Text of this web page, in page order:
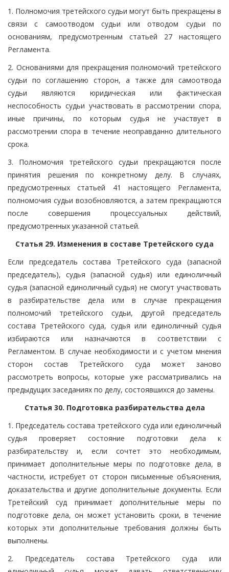
1. Полномочия третейского судьи могут быть прекращены в
связи с самоотводом судьи или отводом судьи по
основаниям, предусмотренным статьей 27 настоящего
Регламента.
2. Основаниями для прекращения полномочий третейского
судьи по соглашению сторон, а также для самоотвода
судьи являются юридическая или фактическая
неспособность судьи участвовать в рассмотрении спора,
иные причины, по которым судья не участвует в
рассмотрении спора в течение неоправданно длительного
срока.
3. Полномочия третейского судьи прекращаются после
принятия решения по конкретному делу. В случаях,
предусмотренных статьей 41 настоящего Регламента,
полномочия судьи возобновляются, а затем прекращаются
после совершения процессуальных действий,
предусмотренных указанной статьей.
Статья 29. Изменения в составе Третейского суда
Если председатель состава Третейского суда (запасной
председатель), судья (запасной судья) или единоличный
судья (запасной единоличный судья) не смогут участвовать
в разбирательстве дела или в случае прекращения
полномочий третейского судьи, другой председатель
состава Третейского суда, судья или единоличный судья
избираются или назначаются в соответствии с
Регламентом. В случае необходимости и с учетом мнения
сторон состав Третейского суда может заново
рассмотреть вопросы, которые уже рассматривались на
предыдущих заседаниях по делу, состоявшихся до замены.
Статья 30. Подготовка разбирательства дела
1. Председатель состава третейского суда или единоличный
судья проверяет состояние подготовки дела к
разбирательству и, если сочтет это необходимым,
принимает дополнительные меры по подготовке дела, в
частности, истребует от сторон письменные объяснения,
доказательства и другие дополнительные документы. Если
Третейский суд принимает дополнительные меры по
подготовке дела, он может установить сроки, в течение
которых эти дополнительные требования должны быть
выполнены.
2. Председатель состава Третейского суда или